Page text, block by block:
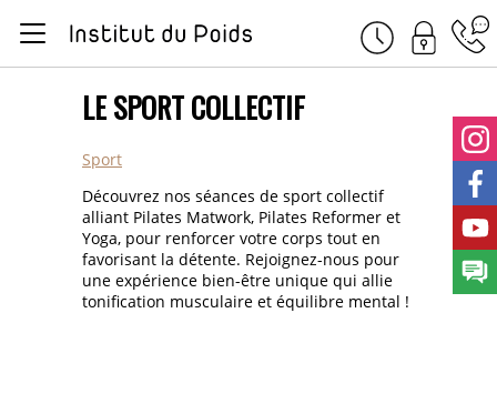
Présentation
Nos centres
LE SPORT COLLECTIF
Sport
Découvrez nos séances de sport collectif
alliant Pilates Matwork, Pilates Reformer et
Yoga, pour renforcer votre corps tout en
favorisant la détente. Rejoignez-nous pour
une expérience bien-être unique qui allie
tonification musculaire et équilibre mental !